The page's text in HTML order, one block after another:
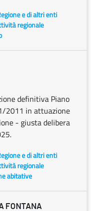
e di altri enti
regionale
definitiva Piano
2011 in attuazione
- giusta delibera
e di altri enti
regionale
abitative
FONTANA